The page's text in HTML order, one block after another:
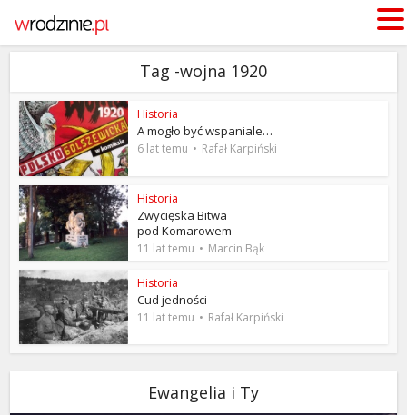
Tag -wojna 1920
Historia
A mogło być wspaniale…
6 lat temu Rafał Karpiński
Historia
Zwycięska Bitwa
pod Komarowem
11 lat temu Marcin Bąk
Historia
Cud jedności
11 lat temu Rafał Karpiński
Ewangelia i Ty